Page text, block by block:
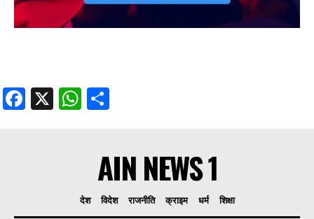
Facebook
X WhatsApp
AIN NEWS 1
देश विदेश राजनीति क्राइम धर्म शिक्षा